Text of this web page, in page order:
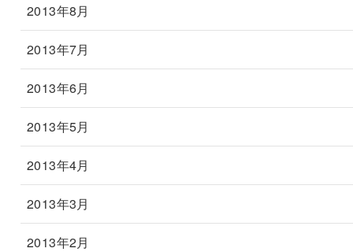
2013年8月
2013年7月
2013年6月
2013年5月
2013年4月
2013年3月
2013年2月